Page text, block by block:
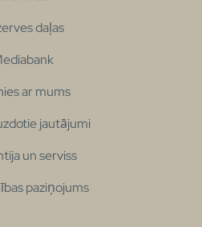
daļas
ar mums
jautājumi
un serviss
paziņojums